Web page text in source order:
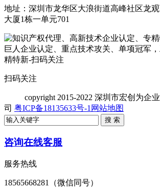
地址：深圳市龙华区大浪街道高峰社区龙
大厦1栋一单元701
扫码关注
copyright 2015-2022 深圳市宏创为企
司 粤ICP备18135633号-1 网站地图
咨询在线客服
服务热线
18565668281（微信同号）